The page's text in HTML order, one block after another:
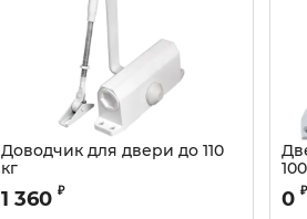
Доводчик для двери до 110
кг
1 360 ₽ 0 ₽